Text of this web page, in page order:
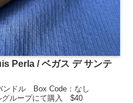
Perla / ベガス デ サンテ
ンドル Box Code：なし
グループにて購入 $40